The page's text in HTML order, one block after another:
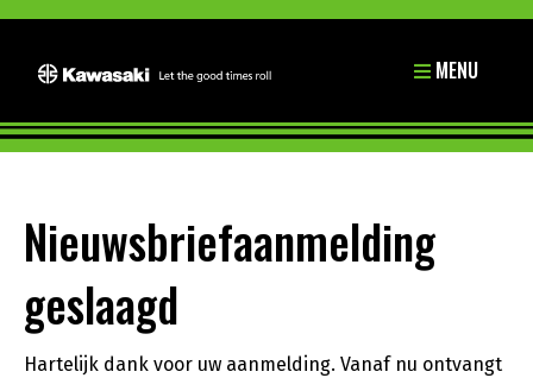
MENU
Nieuwsbriefaanmelding
geslaagd
Hartelijk dank voor uw aanmelding. Vanaf nu ontvangt